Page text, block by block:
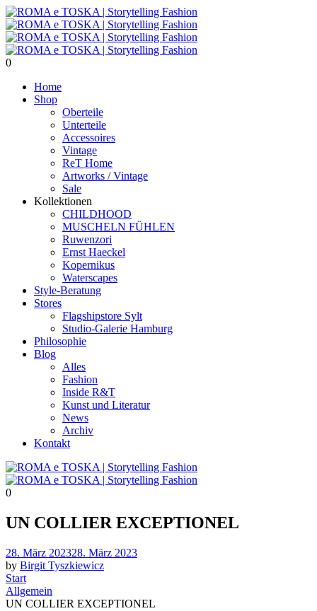
0
Home
Shop
Oberteile
Unterteile
Accessoires
Vintage
ReT Home
Artworks / Vintage
Sale
Kollektionen
CHILDHOOD
MUSCHELN FÜHLEN
Ruwenzori
Ernst Haeckel
Kopernikus
Waterscapes
Style-Beratung
Stores
Flagshipstore Sylt
Studio-Galerie Hamburg
Philosophie
Blog
Alles
Fashion
Inside R&T
Kunst und Literatur
News
Archiv
Kontakt
0
UN COLLIER EXCEPTIONEL
Posted
on
28. März 202328. März 2023
by Birgit Tyszkiewicz
Start
Allgemein
UN COLLIER EXCEPTIONEL